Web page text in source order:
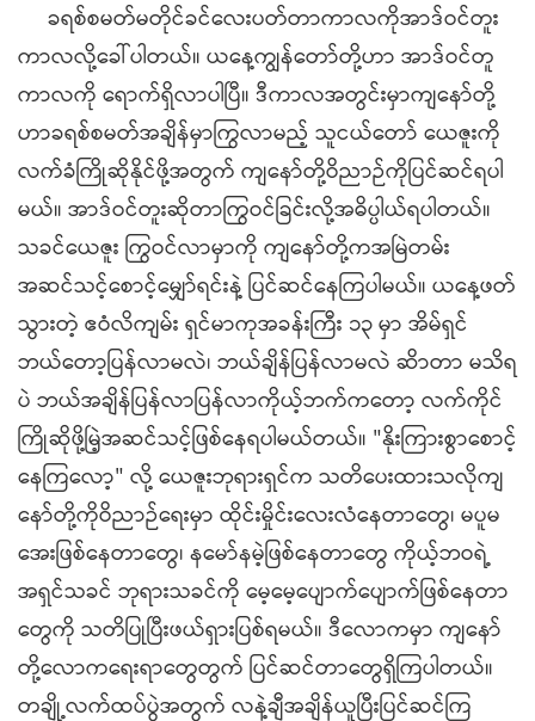
ခရစ်စမတ်မတိုင်ခင်လေးပတ်တာကာလကိုအာဒ်ဝင်တူး
ကာလလို့ခေါ်ပါတယ်။ ယနေ့ကျွန်တော်တို့ဟာ အာဒ်ဝင်တူ
ကာလကို ရောက်ရှိလာပါပြီ။ ဒီကာလအတွင်းမှာကျနော်တို့
ဟာခရစ်စမတ်အချိန်မှာကြွလာမည့် သူငယ်တော် ယေဇူးကို
လက်ခံကြိုဆိုနိုင်ဖို့အတွက် ကျနော်တို့ဝိညာဉ်ကိုပြင်ဆင်ရပါ
မယ်။ အာဒ်ဝင်တူးဆိုတာကြွဝင်ခြင်းလို့အဓိပ္ပါယ်ရပါတယ်။
သခင်‌ယေဇူး ကြွဝင်လာမှာကို ကျနော်တို့ကအမြဲတမ်း
အဆင်သင့်စောင့်မျှော်ရင်းနဲ့ ပြင်ဆင်နေကြပါမယ်။ ယနေ့ဖတ်
သွားတဲ့ ဧဝံလိကျမ်း ရှင်မာကုအခန်းကြီး ၁၃ မှာ အိမ်ရှင်
ဘယ်တော့ပြန်လာမလဲ၊ ဘယ်ချိန်ပြန်လာမလဲ ဆိာတာ မသိရ
ပဲ ဘယ်အချိန်ပြန်လာပြန်လာကိုယ့်ဘက်ကတော့ လက်ကိုင်
ကြိုဆိုဖို့မြဲ့အဆင်သင့်ဖြစ်နေရပါမယ်တယ်။ "နိုးကြားစွာစောင့်
နေကြလော့" လို့ ယေဇူးဘုရားရှင်က သတိပေးထားသလိုကျ
နော်တို့ကိုဝိညာဉ်ရေးမှာ ထိုင်းမှိုင်းလေးလံ‌နေတာတွေ၊ မပူမ
အေးဖြစ်နေတာတွေ၊ နမော်နမဲ့ဖြစ်နေတာတွေ ကိုယ့်ဘဝရဲ့
အရှင်သခင် ဘုရားသခင်ကို မေ့မေ့ပျောက်ပျောက်ဖြစ်နေတာ
တွေကို သတိပြုပြီးဖယ်ရှားပြစ်ရမယ်။ ဒီလောကမှာ ကျနော်
တို့လောကရေးရာတွေတွက် ပြင်ဆင်တာတွေရှိကြပါတယ်။
တချို့လက်ထပ်ပွဲအတွက် လနဲ့ချီအချိန်ယူပြီးပြင်ဆင်ကြ